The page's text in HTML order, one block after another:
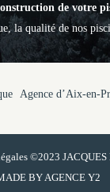
de votre
la qualité de nos
Agence d’Aix-en-
©2023 JACQUES
BY AGENCE Y2